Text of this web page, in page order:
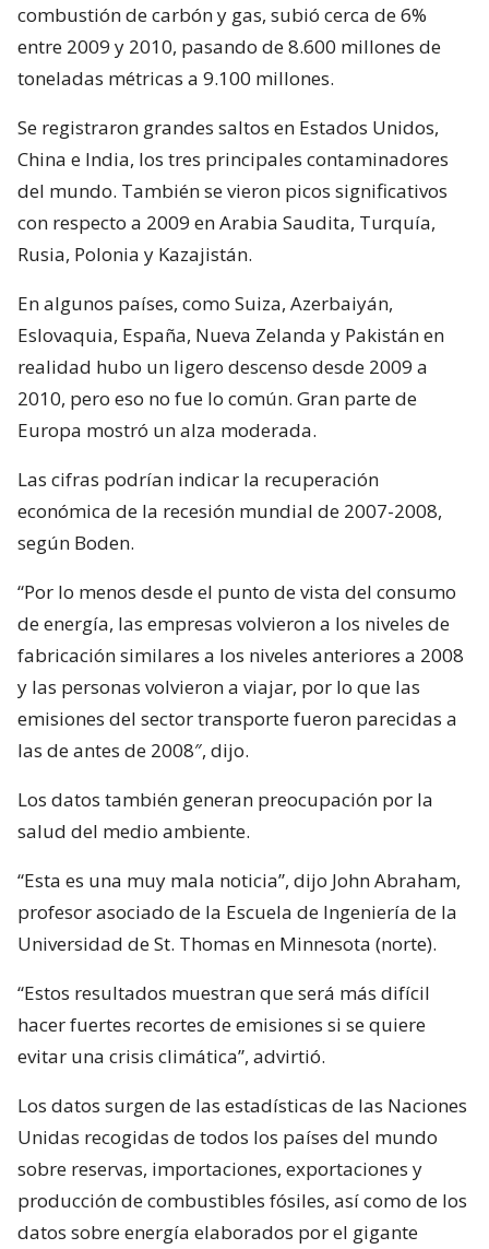
combustión de carbón y gas, subió cerca de 6%
entre 2009 y 2010, pasando de 8.600 millones de
toneladas métricas a 9.100 millones.
Se registraron grandes saltos en Estados Unidos,
China e India, los tres principales contaminadores
del mundo. También se vieron picos significativos
con respecto a 2009 en Arabia Saudita, Turquía,
Rusia, Polonia y Kazajistán.
En algunos países, como Suiza, Azerbaiyán,
Eslovaquia, España, Nueva Zelanda y Pakistán en
realidad hubo un ligero descenso desde 2009 a
2010, pero eso no fue lo común. Gran parte de
Europa mostró un alza moderada.
Las cifras podrían indicar la recuperación
económica de la recesión mundial de 2007-2008,
según Boden.
“Por lo menos desde el punto de vista del consumo
de energía, las empresas volvieron a los niveles de
fabricación similares a los niveles anteriores a 2008
y las personas volvieron a viajar, por lo que las
emisiones del sector transporte fueron parecidas a
las de antes de 2008″, dijo.
Los datos también generan preocupación por la
salud del medio ambiente.
“Esta es una muy mala noticia”, dijo John Abraham,
profesor asociado de la Escuela de Ingeniería de la
Universidad de St. Thomas en Minnesota (norte).
“Estos resultados muestran que será más difícil
hacer fuertes recortes de emisiones si se quiere
evitar una crisis climática”, advirtió.
Los datos surgen de las estadísticas de las Naciones
Unidas recogidas de todos los países del mundo
sobre reservas, importaciones, exportaciones y
producción de combustibles fósiles, así como de los
datos sobre energía elaborados por el gigante